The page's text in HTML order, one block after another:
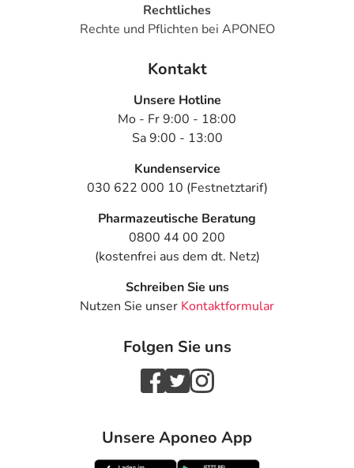
Rechtliches
Rechte und Pflichten bei APONEO
Kontakt
Unsere Hotline
Mo - Fr 9:00 - 18:00
Sa 9:00 - 13:00
Kundenservice
030 622 000 10 (Festnetztarif)
Pharmazeutische Beratung
0800 44 00 200
(kostenfrei aus dem dt. Netz)
Schreiben Sie uns
Nutzen Sie unser Kontaktformular
Folgen Sie uns
Unsere Aponeo App